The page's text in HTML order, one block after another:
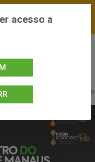
em até 24h
acesso a